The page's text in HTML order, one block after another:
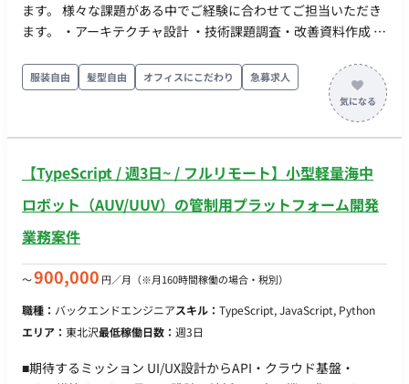
ます。 様々な課題がある中でご経験に合わせてご担当いただき
ます。 ・アーキテクチャ設計 ・技術課題調査・改善資料作成 ・
ンジンの改善 ◆補足◆ プラットフォーム事業を展開し、多角的
に事業を行っている企業での技術顧問の募集となります。 大規
模不動産メディアのリプレイスにあたる課題解決に貢献いただ
きます。 ◆主な開発環境・ツール◆ ・使用言語（FW）：
ラウド：GCP ・DB：MySQL・PostgreSQL・SQL Server・
BigQuery ・コミュニケーションツール：Slack・SlackBot ・ソ
Apache・IIS・Docker ・開発手法：アジャイル・スクラム ◆契
約情報◆ ・稼働量：20h〜40h
服装自由 髪型自由 オフィスにこだわり 急募求人
【TypeScript / 週3日~ / フルリモート】小型軽量海中
ロボット（AUV/UUV）の管制用プラットフォーム開発
業務案件
〜900,000 円／月 （※月160時間稼働の場合・税別）
職種： バックエンドエンジニアスキル： TypeScript, JavaScript, Python
エリア： 東北沢最低稼働日数： 週3日
■期待するミッション UI/UX設計からAPI・クラウド基盤・